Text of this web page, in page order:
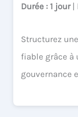
Durée : 1 jour |
Structurez
fiable grâce
gouvernance